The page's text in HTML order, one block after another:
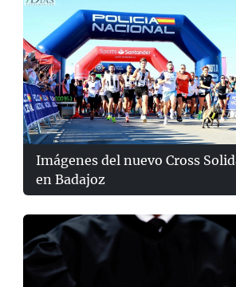
Imágenes del nuevo Cross
en Badajoz